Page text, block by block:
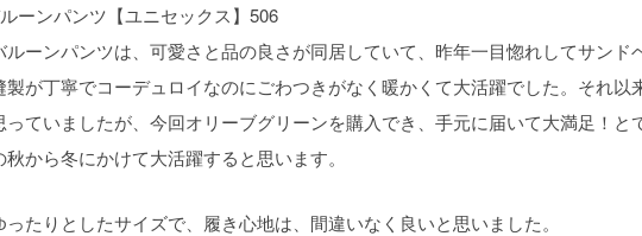
ーンパンツ【ユニセックス】506
ルーンパンツは、可愛さと品の良さが同居していて、昨年一目惚れしてサンド
が丁寧でコーデュロイなのにごわつきがなく暖かくて大活躍でした。それ以
ていましたが、今回オリーブグリーンを購入でき、手元に届いて大満足！と
から冬にかけて大活躍すると思います。
たりとしたサイズで、履き心地は、間違いなく良いと思いました。